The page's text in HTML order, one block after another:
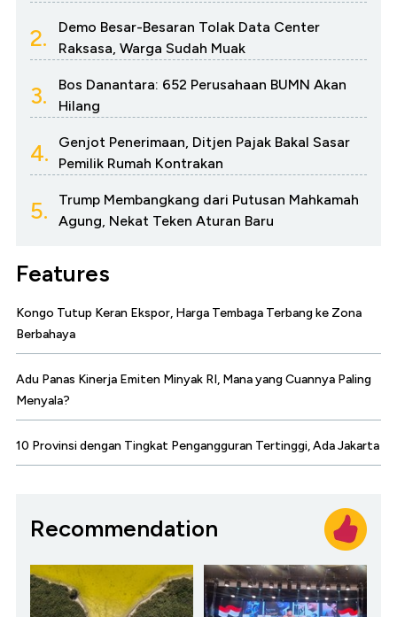
2.
Demo Besar-Besaran Tolak Data Center
Raksasa, Warga Sudah Muak
3.
Bos Danantara: 652 Perusahaan BUMN Akan
Hilang
4.
Genjot Penerimaan, Ditjen Pajak Bakal Sasar
Pemilik Rumah Kontrakan
5.
Trump Membangkang dari Putusan Mahkamah
Agung, Nekat Teken Aturan Baru
Features
Kongo Tutup Keran Ekspor, Harga Tembaga Terbang ke Zona
Berbahaya
Adu Panas Kinerja Emiten Minyak RI, Mana yang Cuannya Paling
Menyala?
10 Provinsi dengan Tingkat Pengangguran Tertinggi, Ada Jakarta
Recommendation